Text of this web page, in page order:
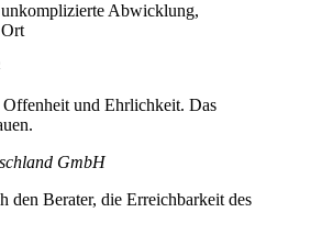
Abwicklung,
und Ehrlichkeit. Das
GmbH
den Berater, die Erreichbarkeit des